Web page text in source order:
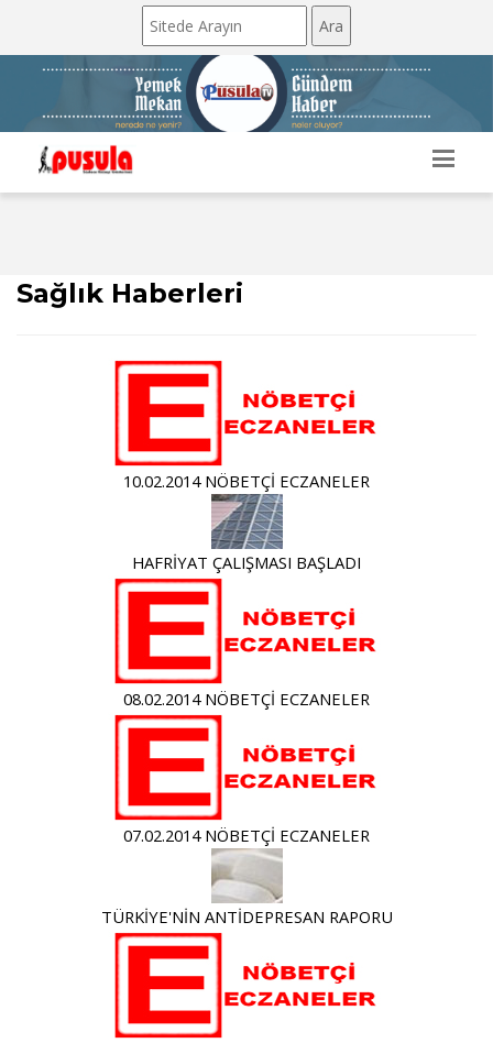
Sağlık Haberleri
10.02.2014 NÖBETÇİ ECZANELER
HAFRİYAT ÇALIŞMASI BAŞLADI
08.02.2014 NÖBETÇİ ECZANELER
07.02.2014 NÖBETÇİ ECZANELER
TÜRKİYE'NİN ANTİDEPRESAN RAPORU